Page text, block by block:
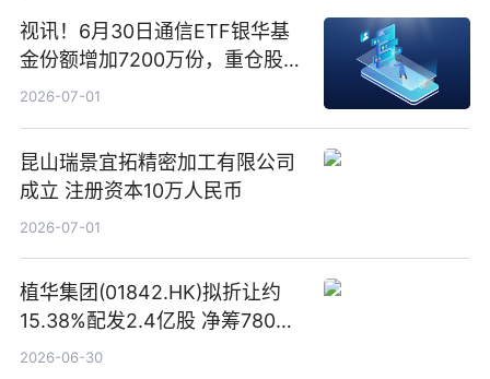
视讯！6月30日通信ETF银华基
金份额增加7200万份，重仓股新
易盛、中际旭创、立讯精密
2026-07-01
昆山瑞景宜拓精密加工有限公司
成立 注册资本10万人民币
2026-07-01
植华集团(01842.HK)拟折让约
15.38%配发2.4亿股 净筹780万
港元
2026-06-30